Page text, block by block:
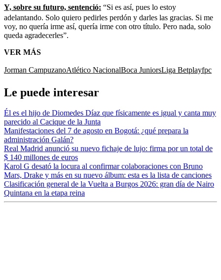
Y, sobre su futuro, sentenció: “Si es así, pues lo estoy
adelantando. Solo quiero pedirles perdón y darles las gracias. Si me
voy, no quería irme así, quería irme con otro título. Pero nada, solo
queda agradecerles”.
VER MÁS
Jorman CampuzanoAtlético NacionalBoca JuniorsLiga Betplayfpc
Le puede interesar
Él es el hijo de Diomedes Díaz que físicamente es igual y canta muy
parecido al Cacique de la Junta
Manifestaciones del 7 de agosto en Bogotá: ¿qué prepara la
administración Galán?
Real Madrid anunció su nuevo fichaje de lujo: firma por un total de
$ 140 millones de euros
Karol G desató la locura al confirmar colaboraciones con Bruno
Mars, Drake y más en su nuevo álbum: esta es la lista de canciones
Clasificación general de la Vuelta a Burgos 2026: gran día de Nairo
Quintana en la etapa reina